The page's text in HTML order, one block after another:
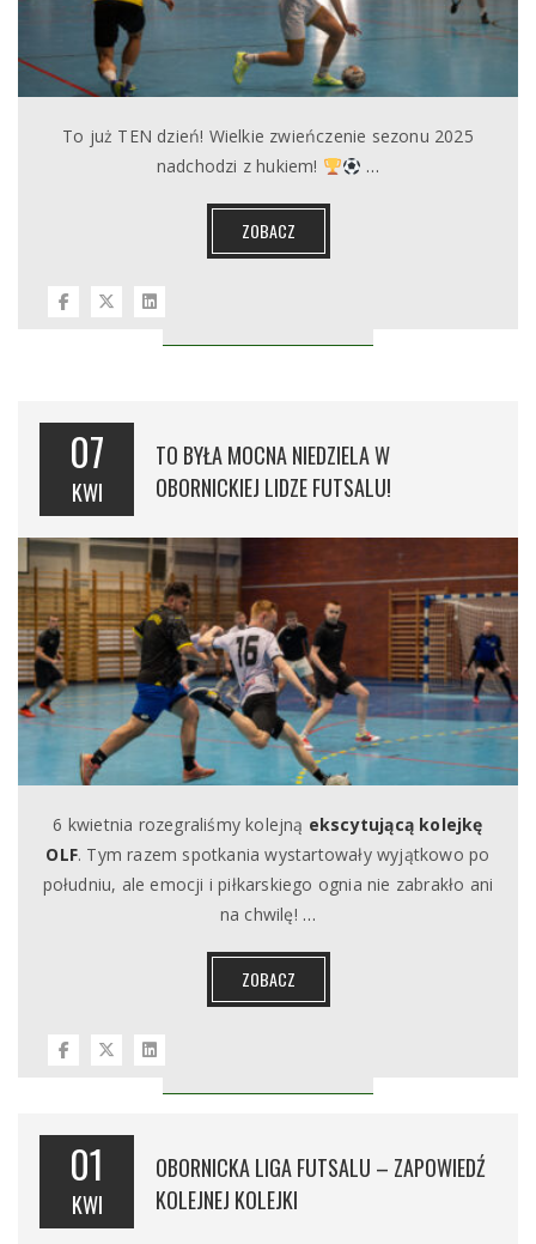
To już TEN dzień! Wielkie zwieńczenie sezonu 2025
nadchodzi z hukiem!
…
ZOBACZ
07
KWI
TO BYŁA MOCNA NIEDZIELA W
OBORNICKIEJ LIDZE FUTSALU!
6 kwietnia rozegraliśmy kolejną ekscytującą kolejkę
OLF. Tym razem spotkania wystartowały wyjątkowo po
południu, ale emocji i piłkarskiego ognia nie zabrakło ani
na chwilę! …
ZOBACZ
01
KWI
OBORNICKA LIGA FUTSALU – ZAPOWIEDŹ
KOLEJNEJ KOLEJKI